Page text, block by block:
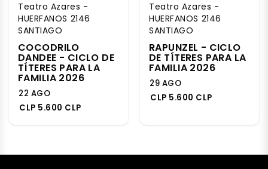
Teatro Azares -
HUERFANOS 2146
SANTIAGO
COCODRILO
DANDEE - CICLO DE
TÍTERES PARA LA
FAMILIA 2026
22 AGO
CLP 5.600 CLP
Teatro Azares -
HUERFANOS 2146
SANTIAGO
RAPUNZEL - CICLO
DE TÍTERES PARA LA
FAMILIA 2026
29 AGO
CLP 5.600 CLP